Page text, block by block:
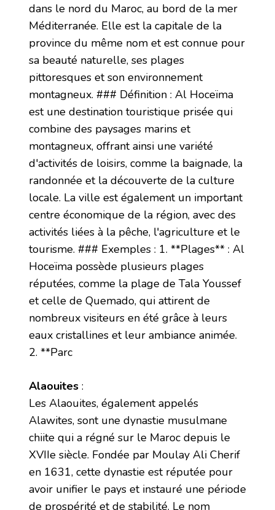
dans le nord du Maroc, au bord de la mer
Méditerranée. Elle est la capitale de la
province du même nom et est connue pour
sa beauté naturelle, ses plages
pittoresques et son environnement
montagneux. ### Définition : Al Hoceïma
est une destination touristique prisée qui
combine des paysages marins et
montagneux, offrant ainsi une variété
d'activités de loisirs, comme la baignade, la
randonnée et la découverte de la culture
locale. La ville est également un important
centre économique de la région, avec des
activités liées à la pêche, l'agriculture et le
tourisme. ### Exemples : 1. **Plages** : Al
Hoceïma possède plusieurs plages
réputées, comme la plage de Tala Youssef
et celle de Quemado, qui attirent de
nombreux visiteurs en été grâce à leurs
eaux cristallines et leur ambiance animée.
2. **Parc
Alaouites :
Les Alaouites, également appelés
Alawites, sont une dynastie musulmane
chiite qui a régné sur le Maroc depuis le
XVIIe siècle. Fondée par Moulay Ali Cherif
en 1631, cette dynastie est réputée pour
avoir unifier le pays et instauré une période
de prospérité et de stabilité. Le nom